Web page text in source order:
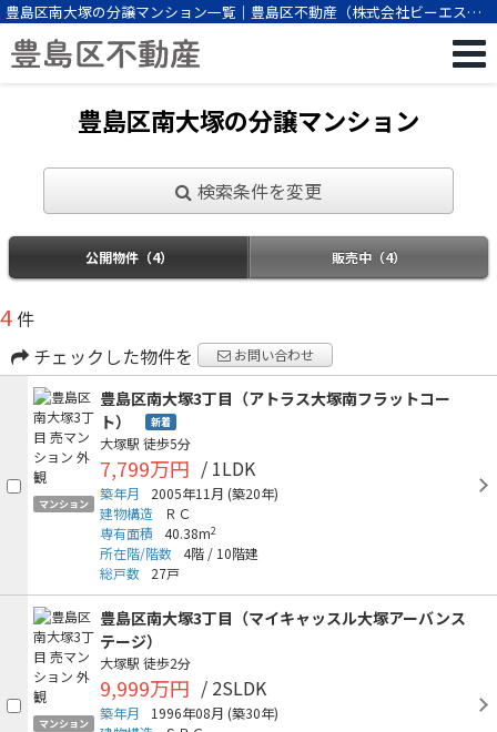
豊島区南大塚の分譲マンション一覧｜豊島区不動産（株式会社ビーエスパ
ートナー）
豊島区南大塚の分譲マンション
検索条件を変更
公開物件（4） 販売中（4）
4件
チェックした物件を
お問い合わせ
マンション
豊島区南大塚3丁目（アトラス大塚南フラットコー
ト）
新着
大塚駅 徒歩5分
7,799万円 / 1LDK
築年月 2005年11月 (築20年)
建物構造
ＲＣ
専有面積
40.38m2
所在階/階数 4階 / 10階建
総戸数
27戸
マンション
豊島区南大塚3丁目（マイキャッスル大塚アーバンス
テージ）
大塚駅 徒歩2分
9,999万円 / 2SLDK
築年月 1996年08月 (築30年)